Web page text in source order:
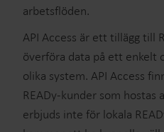
arbetsflöden.
API Access är ett tillägg till
överföra data på ett enkelt
olika system. API Access
READy-kunder som hostas
erbjuds inte för lokala